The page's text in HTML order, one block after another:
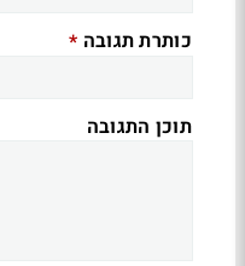
כותרת תגובה *
תוכן התגובה